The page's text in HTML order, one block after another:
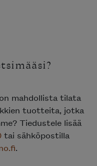
mahdollista tilata
tuotteita, jotka
Tiedustele lisää
tai sähköpostilla
.